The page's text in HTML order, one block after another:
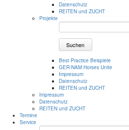
Datenschutz
REITEN und ZUCHT
Projekte
Suchen
Best Practice Beispiele
GER-NAM Horses Unite
Impressum
Datenschutz
REITEN und ZUCHT
Impressum
Datenschutz
REITEN und ZUCHT
Termine
Service